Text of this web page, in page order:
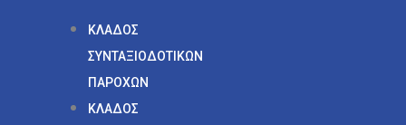
ΚΛΑΔΟΣ
ΣΥΝΤΑΞΙΟΔΟΤΙΚΩΝ
ΠΑΡΟΧΩΝ
ΚΛΑΔΟΣ